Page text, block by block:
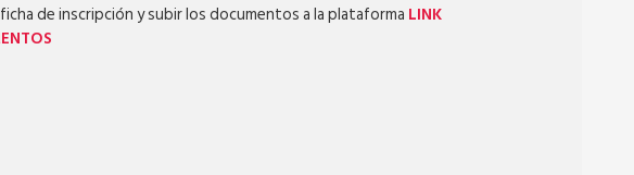
de inscripción y subir los documentos a la plataforma LINK